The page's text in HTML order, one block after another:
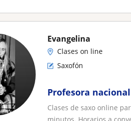
Evangelina
Clases on line
Saxofón
Profesora
Clases de saxo online